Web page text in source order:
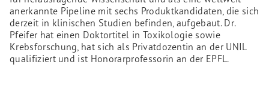
anerkannte Pipeline mit sechs Produktkandidaten, die sich
derzeit in klinischen Studien befinden, aufgebaut. Dr.
Pfeifer hat einen Doktortitel in Toxikologie sowie
Krebsforschung, hat sich als Privatdozentin an der UNIL
qualifiziert und ist Honorarprofessorin an der EPFL.